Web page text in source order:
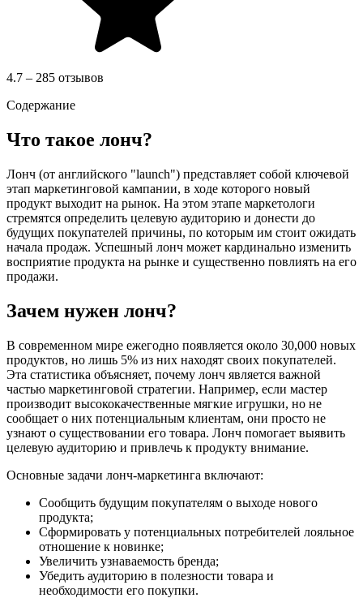
4.7 – 285 отзывов
Содержание
Что такое лонч?
Лонч (от английского "launch") представляет собой ключевой
этап маркетинговой кампании, в ходе которого новый
продукт выходит на рынок. На этом этапе маркетологи
стремятся определить целевую аудиторию и донести до
будущих покупателей причины, по которым им стоит ожидать
начала продаж. Успешный лонч может кардинально изменить
восприятие продукта на рынке и существенно повлиять на его
продажи.
Зачем нужен лонч?
В современном мире ежегодно появляется около 30,000 новых
продуктов, но лишь 5% из них находят своих покупателей.
Эта статистика объясняет, почему лонч является важной
частью маркетинговой стратегии. Например, если мастер
производит высококачественные мягкие игрушки, но не
сообщает о них потенциальным клиентам, они просто не
узнают о существовании его товара. Лонч помогает выявить
целевую аудиторию и привлечь к продукту внимание.
Основные задачи лонч-маркетинга включают:
Сообщить будущим покупателям о выходе нового
продукта;
Сформировать у потенциальных потребителей лояльное
отношение к новинке;
Увеличить узнаваемость бренда;
Убедить аудиторию в полезности товара и
необходимости его покупки.